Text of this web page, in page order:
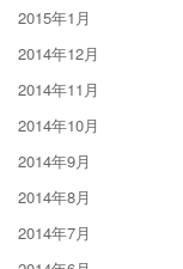
2015年1月
2014年12月
2014年11月
2014年10月
2014年9月
2014年8月
2014年7月